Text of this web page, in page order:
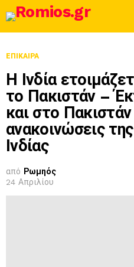
ΕΠΊΚΑΙΡΑ
Η Ινδία
το Πακιστάν –
και στο
ανακοινώσεις
Ινδίας
από Ρωμηός
24 Απριλίου